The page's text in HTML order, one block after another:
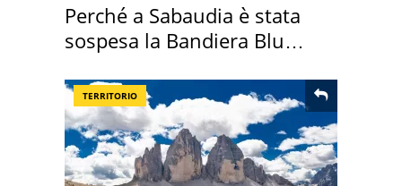
Perché a Sabaudia è stata
sospesa la Bandiera Blu
TERRITORIO